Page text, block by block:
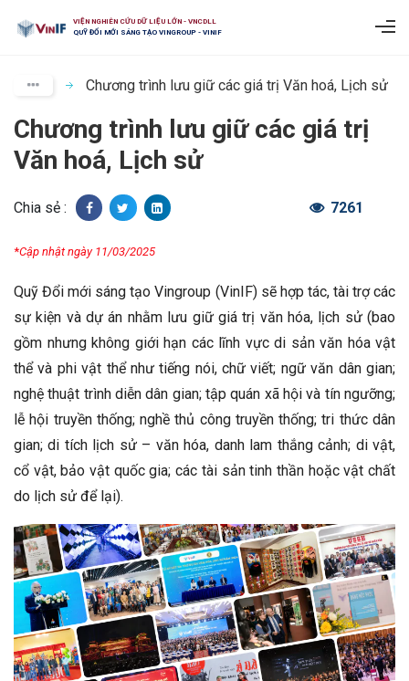
VIỆN NGHIÊN CỨU DỮ LIỆU LỚN - VNCDLL
QUỸ ĐỔI MỚI SÁNG TẠO VINGROUP - VINIF
Chương trình lưu giữ các giá trị Văn hoá, Lịch sử
Chương trình lưu giữ các giá trị
Văn hoá, Lịch sử
Chia sẻ : 7261
*Cập nhật ngày 11/03/2025
Quỹ Đổi mới sáng tạo Vingroup (VinIF) sẽ hợp tác, tài trợ các
sự kiện và dự án nhằm lưu giữ giá trị văn hóa, lịch sử (bao
gồm nhưng không giới hạn các lĩnh vực di sản văn hóa vật
thể và phi vật thể như tiếng nói, chữ viết; ngữ văn dân gian;
nghệ thuật trình diễn dân gian; tập quán xã hội và tín ngưỡng;
lễ hội truyền thống; nghề thủ công truyền thống; tri thức dân
gian; di tích lịch sử – văn hóa, danh lam thắng cảnh; di vật,
cổ vật, bảo vật quốc gia; các tài sản tinh thần hoặc vật chất
do lịch sử để lại).